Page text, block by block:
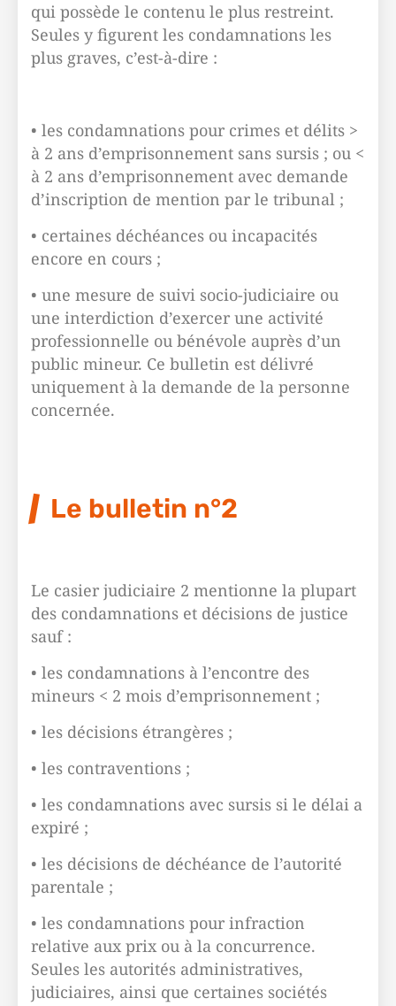
qui possède le contenu le plus restreint.
Seules y figurent les condamnations les
plus graves, c’est-à-dire :
• les condamnations pour crimes et délits >
à 2 ans d’emprisonnement sans sursis ; ou <
à 2 ans d’emprisonnement avec demande
d’inscription de mention par le tribunal ;
• certaines déchéances ou incapacités
encore en cours ;
• une mesure de suivi socio-judiciaire ou
une interdiction d’exercer une activité
professionnelle ou bénévole auprès d’un
public mineur. Ce bulletin est délivré
uniquement à la demande de la personne
concernée.
Le bulletin n°2
Le casier judiciaire 2 mentionne la plupart
des condamnations et décisions de justice
sauf :
• les condamnations à l’encontre des
mineurs < 2 mois d’emprisonnement ;
• les décisions étrangères ;
• les contraventions ;
• les condamnations avec sursis si le délai a
expiré ;
• les décisions de déchéance de l’autorité
parentale ;
• les condamnations pour infraction
relative aux prix ou à la concurrence.
Seules les autorités administratives,
judiciaires, ainsi que certaines sociétés